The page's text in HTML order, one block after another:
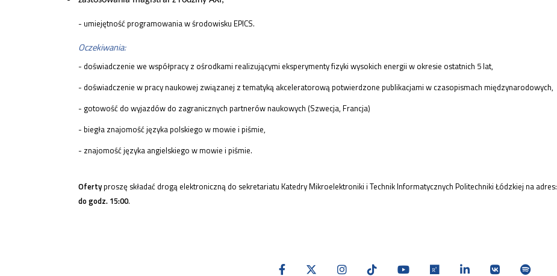
- umiejętność programowania w środowisku EPICS.
Oczekiwania:
- doświadczenie we współpracy z ośrodkami realizującymi eksperymenty fizyki wysokich energii w okresie ostatnich 5 lat,
- doświadczenie w pracy naukowej związanej z tematyką akceleratorową potwierdzone publikacjami w czasopismach międzynarodowych,
- gotowość do wyjazdów do zagranicznych partnerów naukowych (Szwecja, Francja)
- biegła znajomość języka polskiego w mowie i piśmie,
- znajomość języka angielskiego w mowie i piśmie.
Ofertyproszę składać drogą elektroniczną do sekretariatu Katedry Mikroelektroniki i Technik Informatycznych Politechniki Łódzkiej na adres:
do godz. 15:00.